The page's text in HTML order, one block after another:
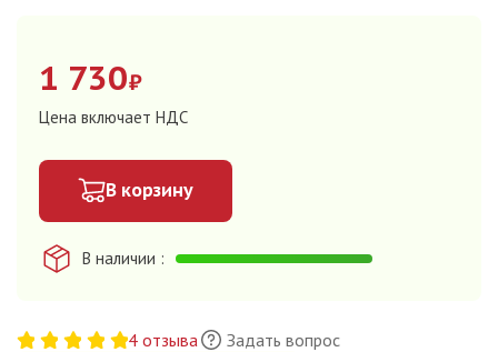
1 730₽
Цена включает НДС
В корзину
В наличии
4 отзыва
Задать вопрос